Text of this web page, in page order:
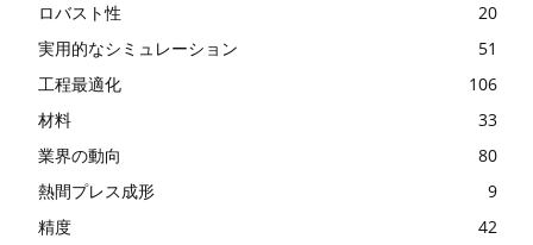
ロバスト性
20
実用的なシミュレーション
51
工程最適化
106
材料
33
業界の動向
80
熱間プレス成形
9
精度
42